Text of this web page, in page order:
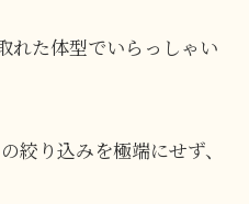
れた体型でいらっしゃい
絞り込みを極端にせず、